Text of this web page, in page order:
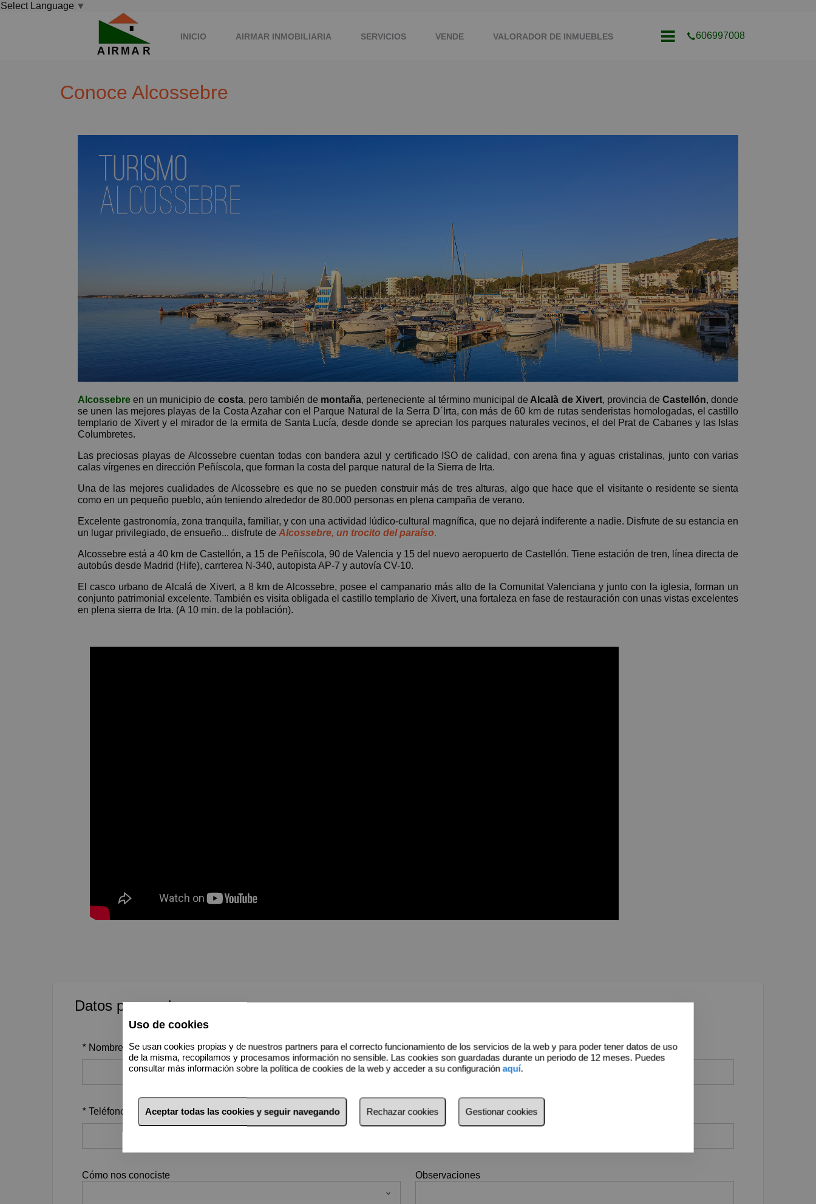
Select Language ▼
INICIO AIRMAR INMOBILIARIA SERVICIOS VENDE VALORADOR DE INMUEBLES
ALCOSSEBRE
606997008
Conoce Alcossebre
Alcossebre en un municipio de costa, pero también de montaña, perteneciente al término municipal de Alcalà de Xivert, provincia deCastellón, donde
se unen las mejores playas de la Costa Azahar con el Parque Natural de la Serra D´Irta, con más de 60 km de rutas senderistas homologadas, el castillo
templario de Xivert y el mirador de la ermita de Santa Lucía, desde donde se aprecian los parques naturales vecinos, el del Prat de Cabanes y las Islas
Columbretes.
Las preciosas playas de Alcossebre cuentan todas con bandera azul y certificado ISO de calidad, con arena fina y aguas cristalinas, junto con varias
calas vírgenes en dirección Peñíscola, que forman la costa del parque natural de la Sierra de Irta.
Una de las mejores cualidades de Alcossebre es que no se pueden construir más de tres alturas, algo que hace que el visitante o residente se sienta
como en un pequeño pueblo, aún teniendo alrededor de 80.000 personas en plena campaña de verano.
Excelente gastronomía, zona tranquila, familiar, y con una actividad lúdico-cultural magnífica, que no dejará indiferente a nadie. Disfrute de su estancia en
un lugar privilegiado, de ensueño... disfrute de Alcossebre, un trocito del paraíso.
Alcossebre está a 40 km de Castellón, a 15 de Peñíscola, 90 de Valencia y 15 del nuevo aeropuerto de Castellón. Tiene estación de tren, línea directa de
autobús desde Madrid (Hife), carrterea N-340, autopista AP-7 y autovía CV-10.
El casco urbano de Alcalá de Xivert, a 8 km de Alcossebre, posee el campanario más alto de la Comunitat Valenciana y junto con la iglesia, forman un
conjunto patrimonial excelente. También es visita obligada el castillo templario de Xivert, una fortaleza en fase de restauración con unas vistas excelentes
en plena sierra de Irta. (A 10 min. de la población).
Datos personales
* Nombre * Apellidos
* Teléfono * E-mail
Cómo nos conociste Observaciones
Uso de cookies
Se usan cookies propias y de nuestros partners para el correcto funcionamiento de los servicios de la web y para poder tener datos de uso
de la misma, recopilamos y procesamos información no sensible. Las cookies son guardadas durante un periodo de 12 meses. Puedes
consultar más información sobre la política de cookies de la web y acceder a su configuraciónaquí.
Aceptar todas las cookies y seguir navegando Rechazar cookies Gestionar cookies